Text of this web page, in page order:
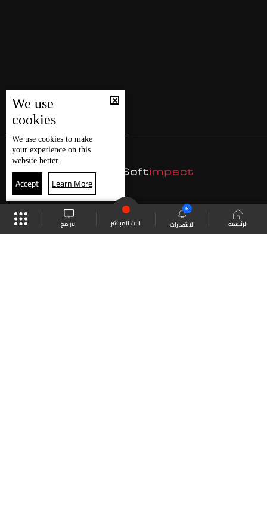
الرئيسية الاشعارات
6
البث المباشر البرامج
We use
cookies
We use cookies to make
your experience on this
website better.
Accept Learn More
موقع البرامج الجدول البث المباشر